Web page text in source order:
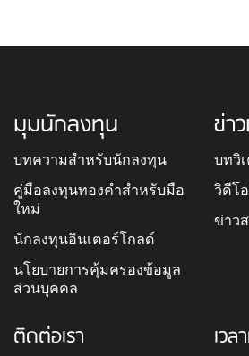
มุมนักลงทุน
บทความสำหรับนักลงทุน
คู่มือลงทุนทองคำสำหรับมือ
ใหม่
นักลงทุนอินเตอร์โกลด์
นโยบายการคุ้มครองข้อมูล
ส่วนบุคคล
ข่า
บทวิ
วิดีโ
ข่าว
ติดต่อเรา เว